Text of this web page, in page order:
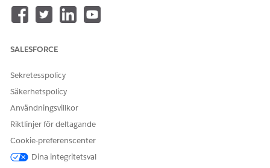
DKIM-nyckelrotation och domänmatchning fungerar.
DomainKeys Identified Mail (DKIM) är en
e-postmeddelanden för att bevisa att de kommer från dig.
Med denna signatur kan den mottagande servern bekräfta
att meddelandets innehåll inte har ändrats eller fejkats
under överföringen. DKIM bygger Trust med e-
postleverantörer, så det är mer troligt att dina
meddelanden hamnar i Inboxen istället för i
domänägande så att Salesforce kan skicka e-post till dina
SALESFORCE
Sekretesspolicy
Säkerhetspolicy
Användningsvillkor
Riktlinjer för deltagande
Cookie-preferenscenter
Dina integritetsval